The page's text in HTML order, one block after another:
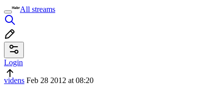
All streams
Login
videns Feb 28 2012 at 08:20